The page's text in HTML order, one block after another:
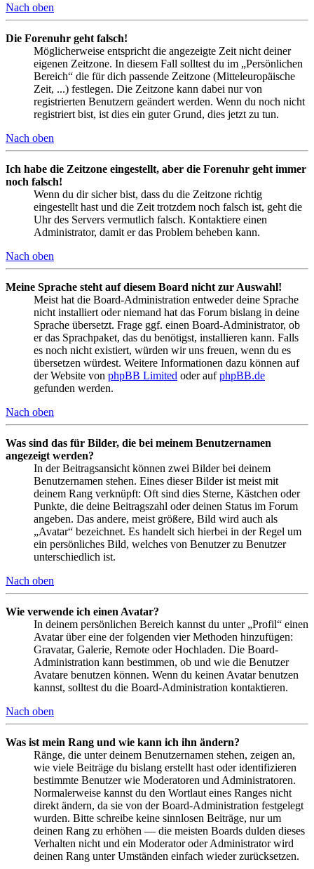
Nach oben
Die Forenuhr geht falsch!
Möglicherweise entspricht die angezeigte Zeit nicht deiner
eigenen Zeitzone. In diesem Fall solltest du im „Persönlichen
Bereich“ die für dich passende Zeitzone (Mitteleuropäische
Zeit, ...) festlegen. Die Zeitzone kann dabei nur von
registrierten Benutzern geändert werden. Wenn du noch nicht
registriert bist, ist dies ein guter Grund, dies jetzt zu tun.
Nach oben
Ich habe die Zeitzone eingestellt, aber die Forenuhr geht immer
noch falsch!
Wenn du dir sicher bist, dass du die Zeitzone richtig
eingestellt hast und die Zeit trotzdem noch falsch ist, geht die
Uhr des Servers vermutlich falsch. Kontaktiere einen
Administrator, damit er das Problem beheben kann.
Nach oben
Meine Sprache steht auf diesem Board nicht zur Auswahl!
Meist hat die Board-Administration entweder deine Sprache
nicht installiert oder niemand hat das Forum bislang in deine
Sprache übersetzt. Frage ggf. einen Board-Administrator, ob
er das Sprachpaket, das du benötigst, installieren kann. Falls
es noch nicht existiert, würden wir uns freuen, wenn du es
übersetzen würdest. Weitere Informationen dazu können auf
der Website von phpBB Limited oder aufphpBB.de
gefunden werden.
Nach oben
Was sind das für Bilder, die bei meinem Benutzernamen
angezeigt werden?
In der Beitragsansicht können zwei Bilder bei deinem
Benutzernamen stehen. Eines dieser Bilder ist meist mit
deinem Rang verknüpft: Oft sind dies Sterne, Kästchen oder
Punkte, die deine Beitragszahl oder deinen Status im Forum
angeben. Das andere, meist größere, Bild wird auch als
„Avatar“ bezeichnet. Es handelt sich hierbei in der Regel um
ein persönliches Bild, welches von Benutzer zu Benutzer
unterschiedlich ist.
Nach oben
Wie verwende ich einen Avatar?
In deinem persönlichen Bereich kannst du unter „Profil“ einen
Avatar über eine der folgenden vier Methoden hinzufügen:
Gravatar, Galerie, Remote oder Hochladen. Die Board-
Administration kann bestimmen, ob und wie die Benutzer
Avatare benutzen können. Wenn du keinen Avatar benutzen
kannst, solltest du die Board-Administration kontaktieren.
Nach oben
Was ist mein Rang und wie kann ich ihn ändern?
Ränge, die unter deinem Benutzernamen stehen, zeigen an,
wie viele Beiträge du bislang erstellt hast oder identifizieren
bestimmte Benutzer wie Moderatoren und Administratoren.
Normalerweise kannst du den Wortlaut eines Ranges nicht
direkt ändern, da sie von der Board-Administration festgelegt
wurden. Bitte schreibe keine sinnlosen Beiträge, nur um
deinen Rang zu erhöhen — die meisten Boards dulden dieses
Verhalten nicht und ein Moderator oder Administrator wird
deinen Rang unter Umständen einfach wieder zurücksetzen.